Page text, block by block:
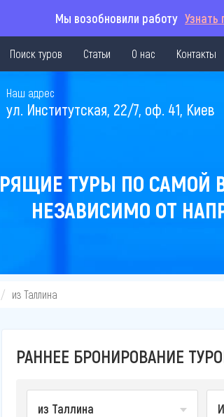
Мы возобновили работу Узнать
Поиск туров Статьи О нас Контакты
Наш адрес
ул. Институтская, 22/7, оф. 41, Киев
ТУРЫ ПО САМОЙ
НЕЗАВИСИМО ОТ
из Таллина
РАННЕЕ БРОНИРОВАНИЕ
из Таллина